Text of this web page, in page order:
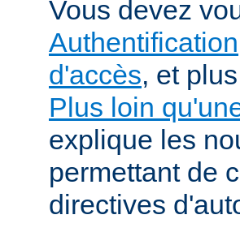
Vous devez
d'accès, et
Plus loin
explique les
permettant de
directives